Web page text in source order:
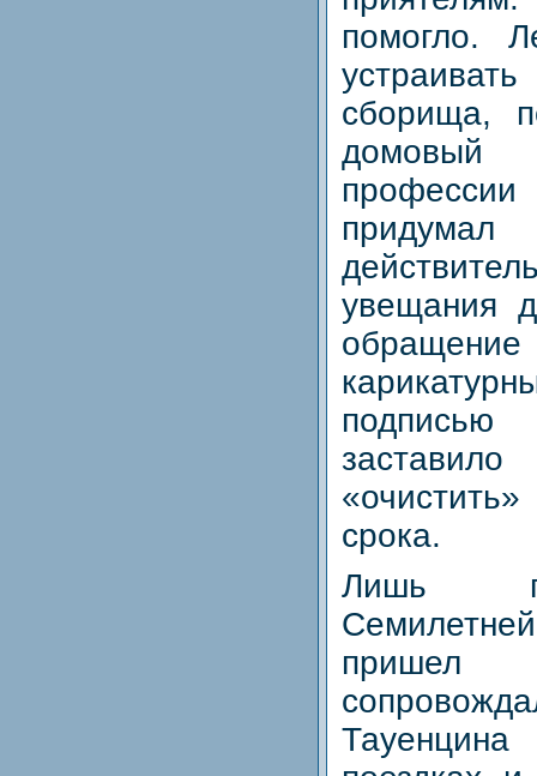
помогло.
сборища,
придумал
увещания
срока.
Лишь